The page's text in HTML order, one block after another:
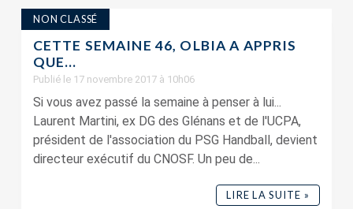
NON CLASSÉ
CETTE SEMAINE 46, OLBIA A APPRIS
QUE…
Publié le 17 novembre 2017 à 10h06
Si vous avez passé la semaine à penser à lui...
Laurent Martini, ex DG des Glénans et de l'UCPA,
président de l'association du PSG Handball, devient
directeur exécutif du CNOSF. Un peu de...
LIRE LA SUITE »